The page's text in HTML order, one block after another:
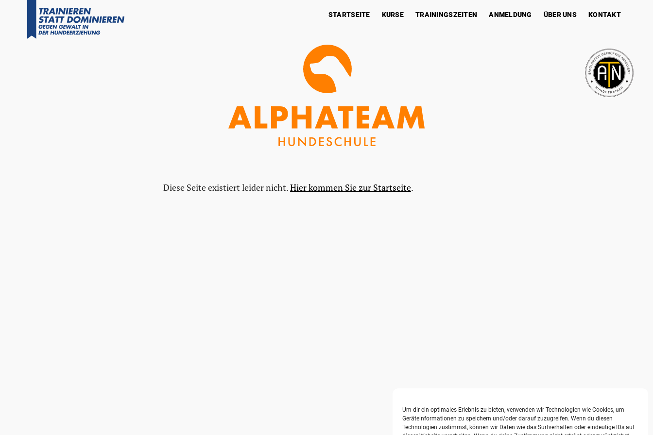
Um dir ein optimales Erlebnis zu bieten, verwenden wir Technologien wie Cookies, um
Geräteinformationen zu speichern und/oder darauf zuzugreifen. Wenn du diesen
Technologien zustimmst, können wir Daten wie das Surfverhalten oder eindeutige IDs auf
STARTSEITE KURSE TRAININGSZEITEN ANMELDUNG ÜBER UNS KONTAKT
Diese Seite existiert leider nicht.Hier kommen Sie zur Startseite.